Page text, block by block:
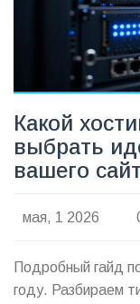
Какой
выбрать
вашего
мая, 1 2026
Подробный гайд
году. Разбираем